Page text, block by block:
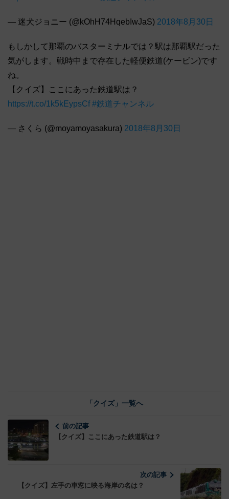
— 迷犬ジョニー (@kOhH74HqebIwJaS) 2018年8月30日
もしかして那覇のバスターミナルでは？駅は那覇駅だった
気がします。戦時中まで存在した軽便鉄道(ケービン)です
ね。
【クイズ】ここにあった鉄道駅は？
https://t.co/1k5kEypsCf #鉄道チャンネル
— さくら (@moyamoyasakura) 2018年8月30日
「クイズ」一覧へ
前の記事
【クイズ】ここにあった鉄道駅は？
次の記事
【クイズ】左手の車窓に映る海岸の名は？